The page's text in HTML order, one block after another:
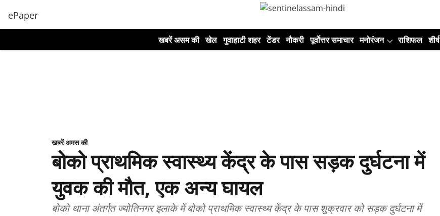
ePaper
खबरें असम की खेल गुवाहाटी शहर टेंडर नौकरी पूर्वोत्तर समाचार मनोरंजन राशिफल
खबरें अमस की
बोको प्राथमिक स्वास्थ्य केंद्र के पास सड़क दुर्घटना में
युवक की मौत, एक अन्य घायल
बोको थाना अंतर्गत ज्योतिनगर इलाके में बोको प्राथमिक स्वास्थ्य केंद्र के पास शुक्रवार को सड़क दुर्घटना में